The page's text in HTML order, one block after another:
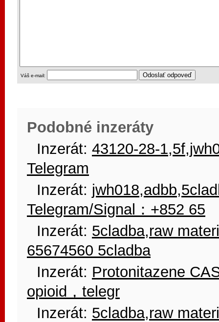
Váš e-mail:
Podobné inzeráty
Inzerát: 43120-28-
Telegram
Inzerát:
Telegram/Signal：+852 65
Inzerát: 5cladba,raw
65674560 5cladba
Inzerát: Protonitazene
opioid，telegr
Inzerát: 5cladba,raw